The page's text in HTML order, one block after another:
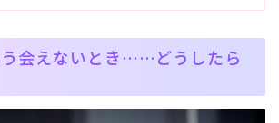
会えないとき……どうしたら